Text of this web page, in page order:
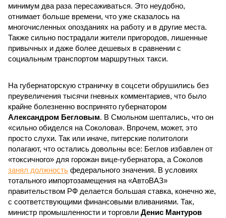
минимум два раза пересаживаться. Это неудобно,
отнимает больше времени, что уже сказалось на
многочисленных опозданиях на работу и в другие места.
Также сильно пострадали жители пригородов, лишенные
привычных и даже более дешевых в сравнении с
социальным транспортом маршрутных такси.
На губернаторскую страничку в соцсети обрушились без
преувеличения тысячи гневных комментариев, что было
крайне болезненно воспринято губернатором
Александром Бегловым. В Смольном шептались, что он
«сильно обиделся на Соколова». Впрочем, может, это
просто слухи. Так или иначе, питерские политологи
полагают, что остались довольны все: Беглов избавлен от
«токсичного» для горожан вице-губернатора, а Соколов
занял должность федерального значения. В условиях
тотального импортозамещения на «АвтоВАЗ»
правительством РФ делается большая ставка, конечно же,
с соответствующими финансовыми вливаниями. Так,
министр промышленности и торговли Денис Мантуров